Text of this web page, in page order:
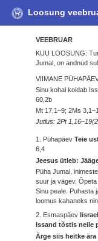
Loosung
VEEBRUAR
KUU LOOSUNG:
Jumal, on andnud
VIIMANE
Sinu kohal koidab
60,2b
Mt 17,1–9; 2Ms
Jutlus: 2Pt
1. PühapäevTeie
6,4
Jeesus ütleb:
Püha Jumal,
suur ja vägev.
Sinu peale. Puhasta
loomus kahaneks
2. Esmaspäev
Issand tõstis neile
Ärge siis heitke